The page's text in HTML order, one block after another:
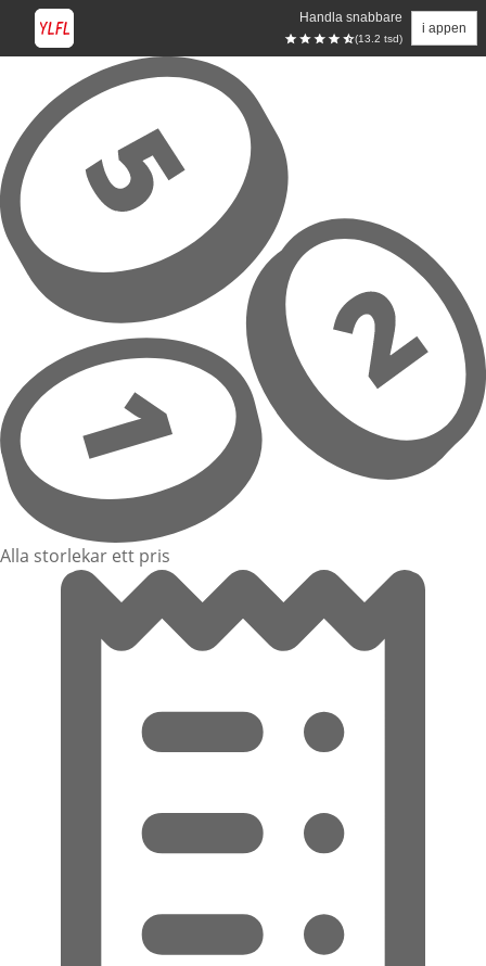
Handla snabbare
(13.2 tsd)
i appen
Hoppa till huvudinnehåll
Alla storlekar ett pris